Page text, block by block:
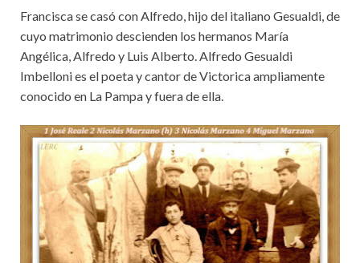
Francisca se casó con Alfredo, hijo del italiano Gesualdi, de
cuyo matrimonio descienden los hermanos María
Angélica, Alfredo y Luis Alberto. Alfredo Gesualdi
Imbelloni es el poeta y cantor de Victorica ampliamente
conocido en La Pampa y fuera de ella.